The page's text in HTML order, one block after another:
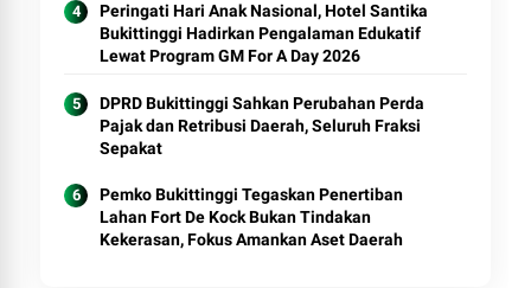
Peringati Hari Anak Nasional, Hotel Santika
Bukittinggi Hadirkan Pengalaman Edukatif
Lewat Program GM For A Day 2026
DPRD Bukittinggi Sahkan Perubahan Perda
Pajak dan Retribusi Daerah, Seluruh Fraksi
Sepakat
Pemko Bukittinggi Tegaskan Penertiban
Lahan Fort De Kock Bukan Tindakan
Kekerasan, Fokus Amankan Aset Daerah